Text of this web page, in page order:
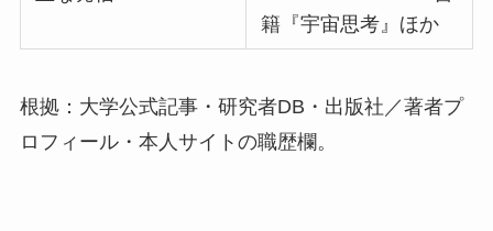
籍『宇宙思考』ほか
根拠：大学公式記事・研究者DB・出版社／著者プ
ロフィール・本人サイトの職歴欄。